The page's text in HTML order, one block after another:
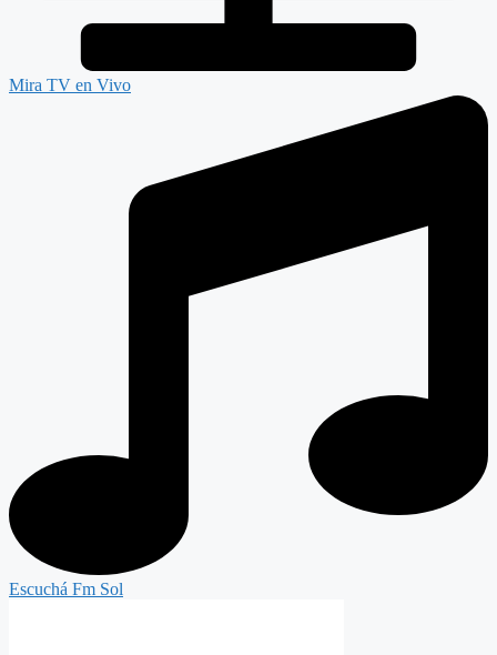
Mira TV en Vivo
Escuchá Fm Sol